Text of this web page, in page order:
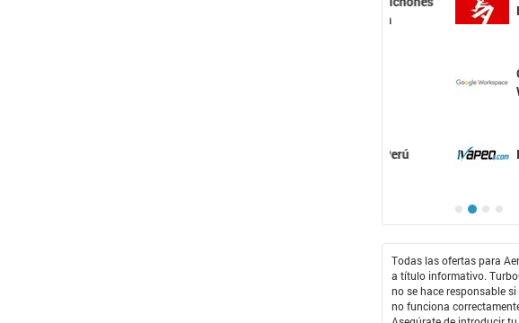
Hostgator
Ivapeo
Todas las ofertas para
a título informativo.
no se hace responsable
no funciona